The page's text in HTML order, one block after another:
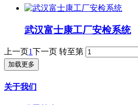
武汉富士康工厂安检系统
上一页1下一页 转至第
加载更多
关于我们